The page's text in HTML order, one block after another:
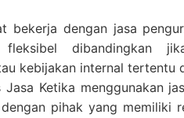
bekerja dengan jasa
dibandingkan
kebijakan internal tertentu
Ketika menggunakan
pihak yang memiliki